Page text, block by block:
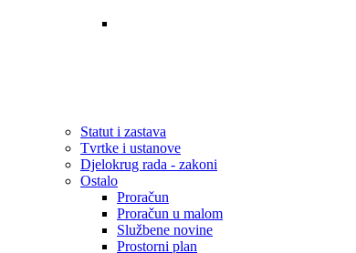
Statut i zastava
Tvrtke i ustanove
Djelokrug rada - zakoni
Ostalo
Proračun
Proračun u malom
Službene novine
Prostorni plan